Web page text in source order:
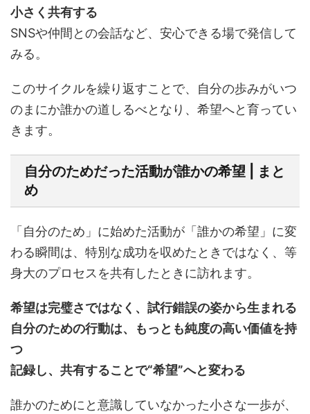
小さく共有する
SNSや仲間との会話など、安心できる場で発信して
みる。
このサイクルを繰り返すことで、自分の歩みがいつ
のまにか誰かの道しるべとなり、希望へと育ってい
きます。
自分のためだった活動が誰かの希望 | まと
め
「自分のため」に始めた活動が「誰かの希望」に変
わる瞬間は、特別な成功を収めたときではなく、等
身大のプロセスを共有したときに訪れます。
希望は完璧さではなく、試行錯誤の姿から生まれる
自分のための行動は、もっとも純度の高い価値を持
つ
記録し、共有することで“希望”へと変わる
誰かのためにと意識していなかった小さな一歩が、